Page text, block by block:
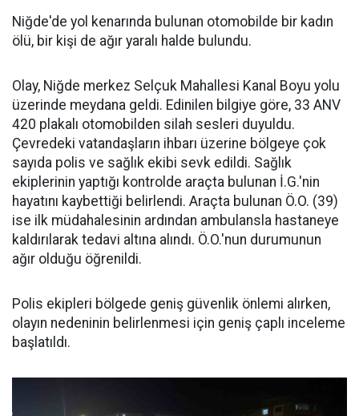
Niğde'de yol kenarında bulunan otomobilde bir kadın
ölü, bir kişi de ağır yaralı halde bulundu.
Olay, Niğde merkez Selçuk Mahallesi Kanal Boyu yolu
üzerinde meydana geldi. Edinilen bilgiye göre, 33 ANV
420 plakalı otomobilden silah sesleri duyuldu.
Çevredeki vatandaşların ihbarı üzerine bölgeye çok
sayıda polis ve sağlık ekibi sevk edildi. Sağlık
ekiplerinin yaptığı kontrolde araçta bulunan İ.G.'nin
hayatını kaybettiği belirlendi. Araçta bulunan Ö.O. (39)
ise ilk müdahalesinin ardından ambulansla hastaneye
kaldırılarak tedavi altına alındı. Ö.O.'nun durumunun
ağır olduğu öğrenildi.
Polis ekipleri bölgede geniş güvenlik önlemi alırken,
olayın nedeninin belirlenmesi için geniş çaplı inceleme
başlatıldı.